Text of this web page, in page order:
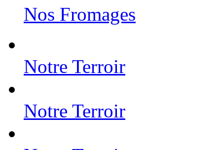
Nos Fromages
Notre Terroir
Notre Terroir